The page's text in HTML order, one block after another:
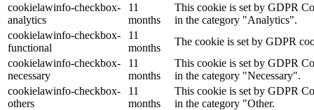
cookielawinfo-checkbox-
analytics
11
months
This cookie is set by GDPR
in the category "Analytics".
cookielawinfo-checkbox-
functional
11
months
The cookie is set by GDPR
cookielawinfo-checkbox-
necessary
11
months
This cookie is set by GDPR
in the category "Necessary".
cookielawinfo-checkbox-
others
11
months
This cookie is set by GDPR
in the category "Other.